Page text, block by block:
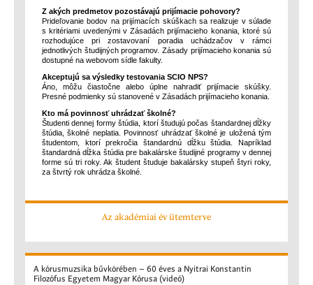
Z akých predmetov pozostávajú prijímacie pohovory?
Prideľovanie bodov na prijímacích skúškach sa realizuje v súlade
s kritériami uvedenými v Zásadách prijímacieho konania, ktoré sú
rozhodujúce pri zostavovaní poradia uchádzačov v rámci
jednotlivých študijných programov. Zásady prijímacieho konania sú
dostupné na webovom sídle fakulty.
Akceptujú sa výsledky testovania SCIO NPS?
Áno, môžu čiastočne alebo úplne nahradiť prijímacie skúšky.
Presné podmienky sú stanovené v Zásadách prijímacieho konania.
Kto má povinnosť uhrádzať školné?
Študenti dennej formy štúdia, ktorí študujú počas štandardnej dĺžky
štúdia, školné neplatia. Povinnosť uhrádzať školné je uložená tým
študentom, ktorí prekročia štandardnú dĺžku štúdia. Napríklad
štandardná dĺžka štúdia pre bakalárske študijné programy v dennej
forme sú tri roky. Ak študent študuje bakalársky stupeň štyri roky,
za štvrtý rok uhrádza školné.
Az akadémiai év ütemterve
A kórusmuzsika bűvkörében – 60 éves a Nyitrai Konstantin
Filozófus Egyetem Magyar Kórusa (videó)